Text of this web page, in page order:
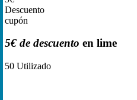
Descuento
cupón
5€ de descuento en lime
50 Utilizado